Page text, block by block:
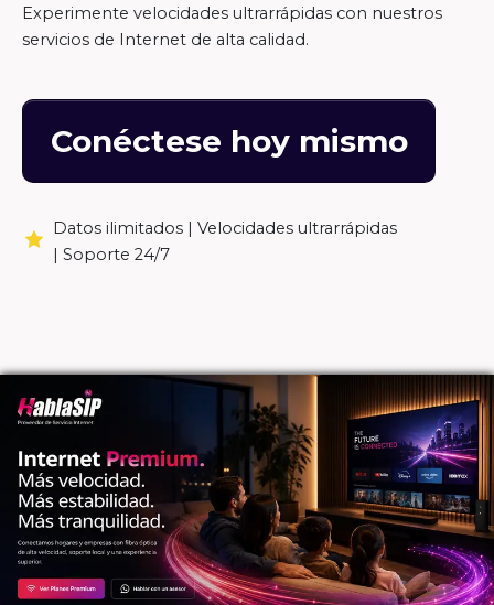
Experimente velocidades ultrarrápidas con nuestros
servicios de Internet de alta calidad.
Conéctese hoy mismo
Datos ilimitados | Velocidades ultrarrápidas
| Soporte 24/7